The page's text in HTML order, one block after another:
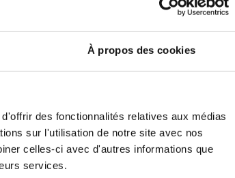
À propos des cookies
des fonctionnalités relatives aux médias
sur l'utilisation de notre site avec nos
celles-ci avec d'autres informations que
services.
young and growing company, we like to
box
for a different work environment